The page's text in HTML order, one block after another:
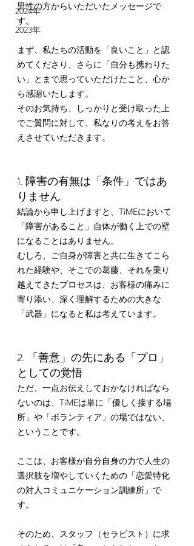
2024年
2023年
男性の方からいただいたメッセージで
す。
まず、私たちの活動を「良いこと」と認
めてくださり、さらに「自分も携わりた
い」とまで思っていただけたこと、心か
ら感謝いたします。
そのお気持ち、しっかりと受け取った上
でご質問に対して、私なりの考えをお答
えさせていただきます。
1. 障害の有無は「条件」ではあ
りません
結論から申し上げますと、TiMEにおいて
「障害があること」自体が働く上での壁
になることはありません。
むしろ、ご自身が障害と共に生きてこら
れた経験や、そこでの葛藤、それを乗り
越えてきたプロセスは、お客様の痛みに
寄り添い、深く理解するための大きな
「武器」になると私は考えています。
2. 「善意」の先にある「プロ」
としての覚悟
ただ、一点お伝えしておかなければなら
ないのは、TiMEは単に「優しく接する場
所」や「ボランティア」の場ではない、
ということです。
ここは、お客様が自分自身の力で人生の
選択肢を増やしていくための「恋愛特化
の対人コミュニケーション訓練所」で
す。
そのため、スタッフ（セラピスト）に求